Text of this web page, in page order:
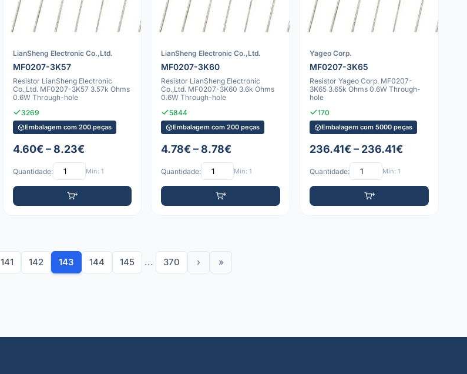
LianSheng Electronic Co.,Ltd.
MF0207-3K57
Resistor LianSheng Electronic
Co.,Ltd. MF0207-3K57 3.57k Ohms
0.6W Through-hole
3269
Embalagem com 200 peças
4.60€ – 8.23€
Quantidade: Mín: 1
LianSheng Electronic Co.,Ltd.
MF0207-3K60
Resistor LianSheng Electronic
Co.,Ltd. MF0207-3K60 3.6k Ohms
0.6W Through-hole
5844
Embalagem com 200 peças
4.78€ – 8.78€
Quantidade: Mín: 1
Yageo Corp.
MF0207-3K65
Resistor Yageo Corp. MF0207-
3K65 3.65k Ohms 0.6W Through-
hole
170
Embalagem com 5000 peças
236.41€ – 236.41€
Quantidade: Mín: 1
141 142 143 144 145 ... 370 › »